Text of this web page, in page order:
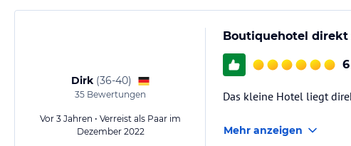
Dirk (36-40)
35 Bewertungen
Vor 3 Jahren • Verreist als Paar im
Dezember 2022
Boutiquehotel direkt
6
Das kleine Hotel liegt
Mehr anzeigen